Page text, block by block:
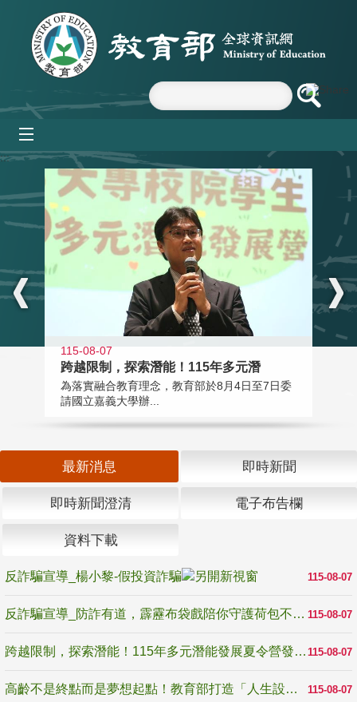
跳到主要內容區塊
:::
115-08-07
跨越限制，探索潛能！115年多元潛
為落實融合教育理念，教育部於8月4日至7日委
請國立嘉義大學辦...
最新消息 即時新聞
即時新聞澄清 電子布告欄
資料下載
115-08-07
反詐騙宣導_楊小黎-假投資詐騙
115-08-07
反詐騙宣導_防詐有道，霹靂布袋戲陪你守護荷包不受騙
115-08-07
跨越限制，探索潛能！115年多元潛能發展夏令營發掘生命無限可能
115-08-07
高齡不是終點而是夢想起點！教育部打造「人生設計夢工場」 參展第3屆高齡健康產業博覽會